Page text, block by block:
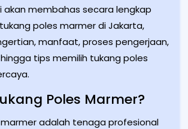
akan membahas secara lengkap
poles marmer di Jakarta,
manfaat, proses pengerjaan,
tips memilih tukang poles
Poles Marmer?
marmer adalah tenaga profesional